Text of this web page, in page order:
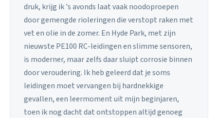
druk, krijg ik 's avonds laat vaak noodoproepen
door gemengde rioleringen die verstopt raken met
vet en olie in de zomer. En Hyde Park, met zijn
nieuwste PE100 RC-leidingen en slimme sensoren,
is moderner, maar zelfs daar sluipt corrosie binnen
door veroudering. Ik heb geleerd dat je soms
leidingen moet vervangen bij hardnekkige
gevallen, een leermoment uit mijn beginjaren,
toen ik nog dacht dat ontstoppen altijd genoeg